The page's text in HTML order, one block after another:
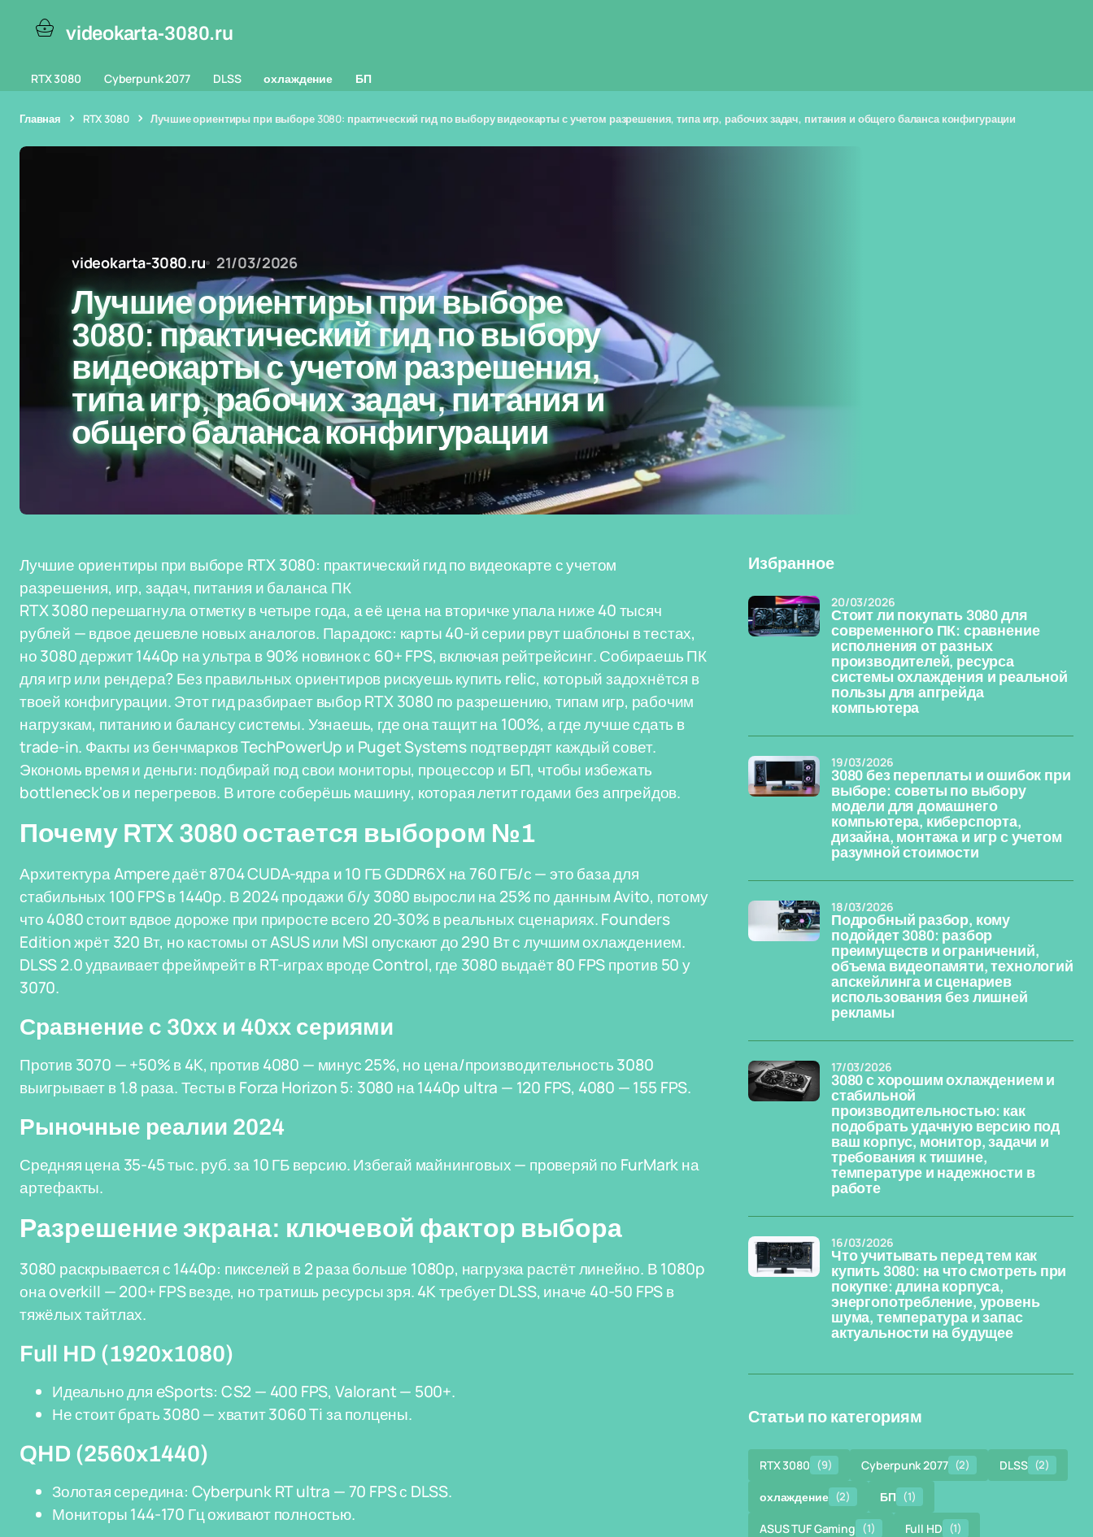
videokarta-3080.ru
RTX 3080 Cyberpunk 2077 DLSS охлаждение БП
Главная RTX 3080 Лучшие ориентиры при выборе 3080: практический гид по выбору видеокарты с учетом разрешения, типа игр, рабочих задач, питания и общего баланса конфигурации
videokarta-3080.ru 21/03/2026
Лучшие ориентиры при выборе
3080: практический гид по выбору
видеокарты с учетом разрешения,
типа игр, рабочих задач, питания и
общего баланса конфигурации
Лучшие ориентиры при выборе RTX 3080: практический гид по видеокарте с учетом
разрешения, игр, задач, питания и баланса ПК
RTX 3080 перешагнула отметку в четыре года, а её цена на вторичке упала ниже 40 тысяч
рублей — вдвое дешевле новых аналогов. Парадокс: карты 40-й серии рвут шаблоны в тестах,
но 3080 держит 1440p на ультра в 90% новинок с 60+ FPS, включая рейтрейсинг. Собираешь ПК
для игр или рендера? Без правильных ориентиров рискуешь купить relic, который задохнётся в
твоей конфигурации. Этот гид разбирает выбор RTX 3080 по разрешению, типам игр, рабочим
нагрузкам, питанию и балансу системы. Узнаешь, где она тащит на 100%, а где лучше сдать в
trade-in. Факты из бенчмарков TechPowerUp и Puget Systems подтвердят каждый совет.
Экономь время и деньги: подбирай под свои мониторы, процессор и БП, чтобы избежать
bottleneck'ов и перегревов. В итоге соберёшь машину, которая летит годами без апгрейдов.
Почему RTX 3080 остается выбором №1
Архитектура Ampere даёт 8704 CUDA-ядра и 10 ГБ GDDR6X на 760 ГБ/с — это база для
стабильных 100 FPS в 1440p. В 2024 продажи б/у 3080 выросли на 25% по данным Avito, потому
что 4080 стоит вдвое дороже при приросте всего 20-30% в реальных сценариях. Founders
Edition жрёт 320 Вт, но кастомы от ASUS или MSI опускают до 290 Вт с лучшим охлаждением.
DLSS 2.0 удваивает фреймрейт в RT-играх вроде Control, где 3080 выдаёт 80 FPS против 50 у
3070.
Сравнение с 30xx и 40xx сериями
Против 3070 — +50% в 4K, против 4080 — минус 25%, но цена/производительность 3080
выигрывает в 1.8 раза. Тесты в Forza Horizon 5: 3080 на 1440p ultra — 120 FPS, 4080 — 155 FPS.
Рыночные реалии 2024
Средняя цена 35-45 тыс. руб. за 10 ГБ версию. Избегай майнинговых — проверяй по FurMark на
артефакты.
Разрешение экрана: ключевой фактор выбора
3080 раскрывается с 1440p: пикселей в 2 раза больше 1080p, нагрузка растёт линейно. В 1080p
она overkill — 200+ FPS везде, но тратишь ресурсы зря. 4K требует DLSS, иначе 40-50 FPS в
тяжёлых тайтлах.
Full HD (1920x1080)
Идеально для eSports: CS2 — 400 FPS, Valorant — 500+.
Не стоит брать 3080 — хватит 3060 Ti за полцены.
QHD (2560x1440)
Золотая середина: Cyberpunk RT ultra — 70 FPS с DLSS.
Мониторы 144-170 Гц оживают полностью.
Избранное
Стоит ли покупать 3080 для
современного ПК: сравнение
исполнения от разных
производителей, ресурса
системы охлаждения и реальной
пользы для апгрейда
компьютера
20/03/2026
3080 без переплаты и ошибок при
выборе: советы по выбору
модели для домашнего
компьютера, киберспорта,
дизайна, монтажа и игр с учетом
разумной стоимости
19/03/2026
Подробный разбор, кому
подойдет 3080: разбор
преимуществ и ограничений,
объема видеопамяти, технологий
апскейлинга и сценариев
использования без лишней
рекламы
18/03/2026
3080 с хорошим охлаждением и
стабильной
производительностью: как
подобрать удачную версию под
ваш корпус, монитор, задачи и
требования к тишине,
температуре и надежности в
работе
17/03/2026
Что учитывать перед тем как
купить 3080: на что смотреть при
покупке: длина корпуса,
энергопотребление, уровень
шума, температура и запас
актуальности на будущее
16/03/2026
Статьи по категориям
RTX 3080 (9) Cyberpunk 2077 (2) DLSS (2)
охлаждение (2) БП (1)
ASUS TUF Gaming (1) Full HD (1)